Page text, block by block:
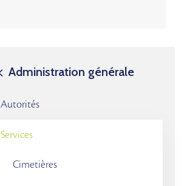
Administration générale
Autorités
Services
Cimetières